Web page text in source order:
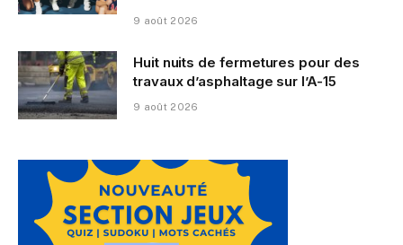
9 août 2026
Huit nuits de fermetures pour des
travaux d’asphaltage sur l’A-15
9 août 2026